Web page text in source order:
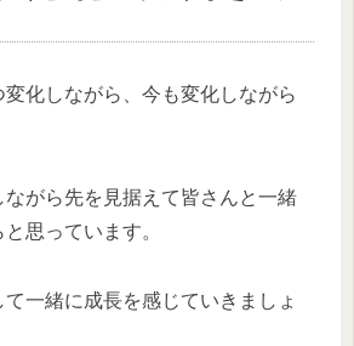
化しながら、今も変化しながら
ながら先を見据えて皆さんと一緒
思っています。
一緒に成長を感じていきましょ